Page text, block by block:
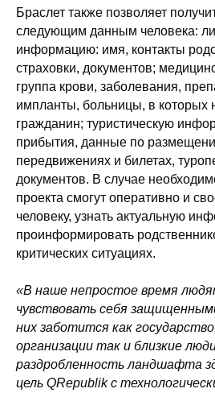
Браслет также позволяет
следующим данным человека:
информацию: имя, контакты
страховки, документов;
группа крови, заболевания,
импланты, больницы, в которых
гражданин; туристическую
прибытия, данные по
передвижениях и билетах,
документов. В случае
проекта смогут оперативно и
человеку, узнать актуальную
проинформировать
критических ситуациях.
«В наше непростое время
чувствовать себя
них заботится как
организации так и близкие
раздробленность ландшафта
цель QRepublik с